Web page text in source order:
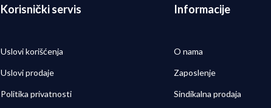
Korisnički servis
Uslovi korišćenja
Uslovi prodaje
Politika privatnosti
Informacije
O nama
Zaposlenje
Sindikalna prodaja